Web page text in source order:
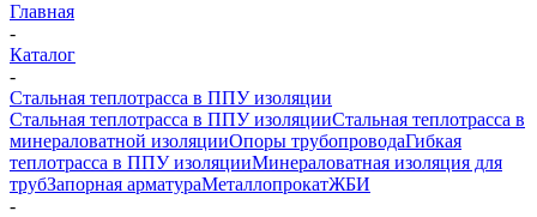
Главная
-
Каталог
-
Стальная теплотрасса в ППУ изоляции
Стальная теплотрасса в ППУ изоляцииСтальная теплотрасса в
минераловатной изоляцииОпоры трубопроводаГибкая
теплотрасса в ППУ изоляцииМинераловатная изоляция для
трубЗапорная арматураМеталлопрокатЖБИ
-